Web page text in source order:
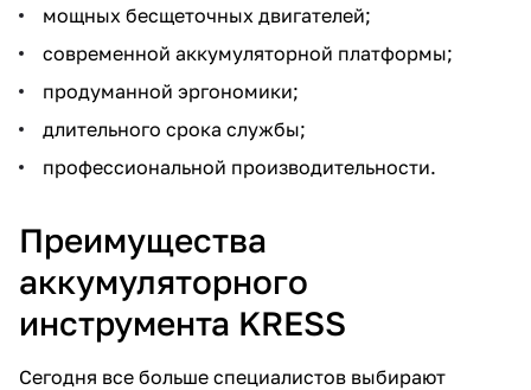
мощных бесщеточных двигателей;
современной аккумуляторной платформы;
продуманной эргономики;
длительного срока службы;
профессиональной производительности.
Преимущества
аккумуляторного
инструмента KRESS
Сегодня все больше специалистов выбирают